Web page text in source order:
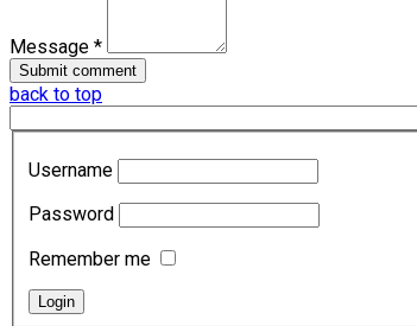
Message *
back to top
Username
Password
Remember me